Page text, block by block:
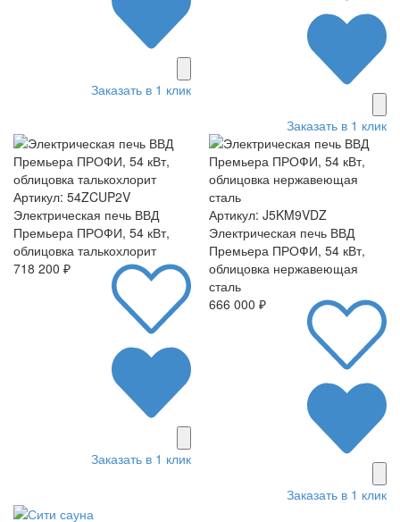
Заказать в 1 клик
Заказать в 1 клик
Артикул: 54ZCUP2V
Электрическая печь ВВД
Премьера ПРОФИ, 54 кВт,
облицовка талькохлорит
718 200 ₽
Заказать в 1 клик
Артикул: J5KM9VDZ
Электрическая печь ВВД
Премьера ПРОФИ, 54 кВт,
облицовка нержавеющая
сталь
666 000 ₽
Заказать в 1 клик